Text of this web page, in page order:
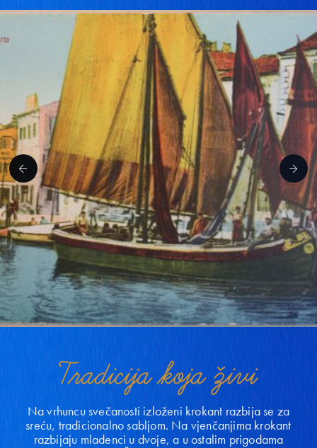
Tradicija koja živi
Na vrhuncu svečanosti izloženi krokant razbija se za
sreću, tradicionalno sabljom. Na vjenčanjima krokant
razbijaju mladenci u dvoje, a u ostalim prigodama